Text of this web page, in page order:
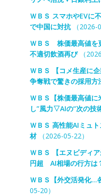
ＷＢＳ スマホやEVに
で中国に対抗（2026-
ＷＢＳ 株価最高値を
不適切飲酒再び（
ＷＢＳ 【コメ生産に
争奪戦で驚きの採用方
ＷＢＳ【株価最高値
し”風力▽AIの“次の技術
ＷＢＳ 高性能AIミュ
材（2026-05-22）
ＷＢＳ 【エヌビディ
円超 AI相場の行方は
ＷＢＳ【外交活発化…
05-20）